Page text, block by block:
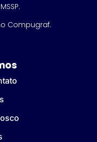
Compugraf.